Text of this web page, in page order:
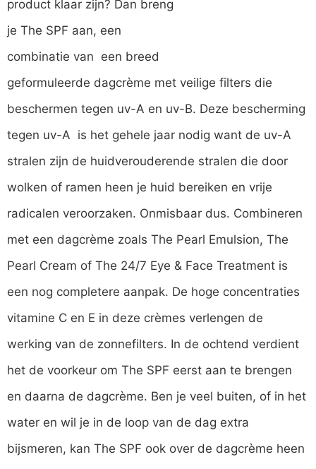
product klaar zijn? Dan breng
je The SPF aan, een
combinatie van een breed
geformuleerde dagcrème met veilige filters die
beschermen tegen uv-A en uv-B. Deze bescherming
tegen uv-A is het gehele jaar nodig want de uv-A
stralen zijn de huidverouderende stralen die door
wolken of ramen heen je huid bereiken en vrije
radicalen veroorzaken. Onmisbaar dus. Combineren
met een dagcrème zoals The Pearl Emulsion, The
Pearl Cream of The 24/7 Eye & Face Treatment is
een nog completere aanpak. De hoge concentraties
vitamine C en E in deze crèmes verlengen de
werking van de zonnefilters. In de ochtend verdient
het de voorkeur om The SPF eerst aan te brengen
en daarna de dagcrème. Ben je veel buiten, of in het
water en wil je in de loop van de dag extra
bijsmeren, kan The SPF ook over de dagcrème heen